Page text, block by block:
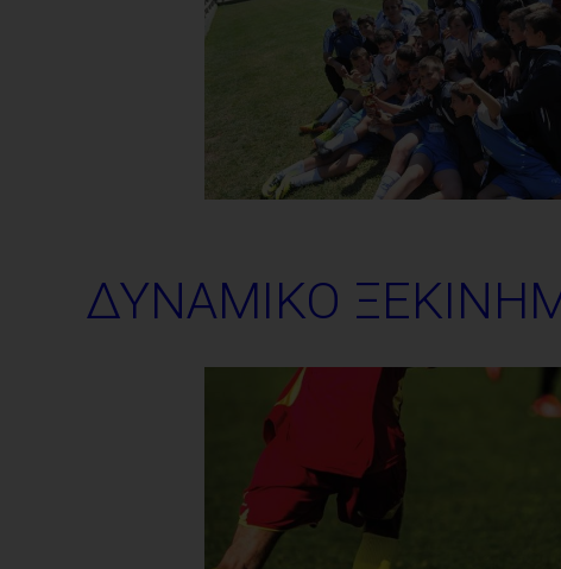
ΔΥΝΑΜΙΚΟ